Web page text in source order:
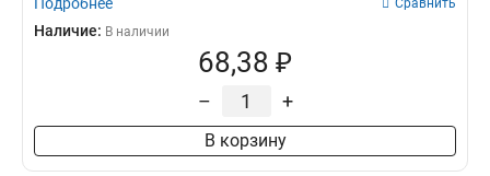
Сравнить
Наличие: В наличии
68,38 ₽
– +
В корзину